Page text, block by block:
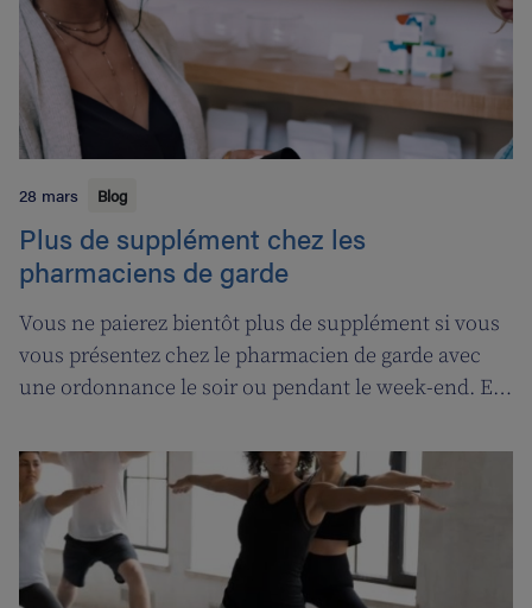
28 mars Blog
Plus de supplément chez les
pharmaciens de garde
Vous ne paierez bientôt plus de supplément si vous
vous présentez chez le pharmacien de garde avec
une ordonnance le soir ou pendant le week-end. En
sera introduite pour les pharmaciens de garde.